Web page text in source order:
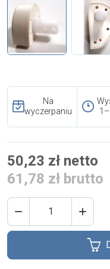
Skontaktuj się z nami
EFA: Historia i
mięsnego
Na
wyczerpaniu
50,23 zł netto
61,78 zł brutto
 